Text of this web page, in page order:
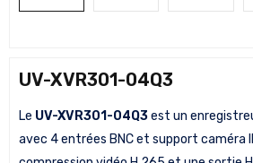
UV-XVR301-04Q3
Le UV-XVR301-04Q3est un
avec 4 entrées BNC et support caméra